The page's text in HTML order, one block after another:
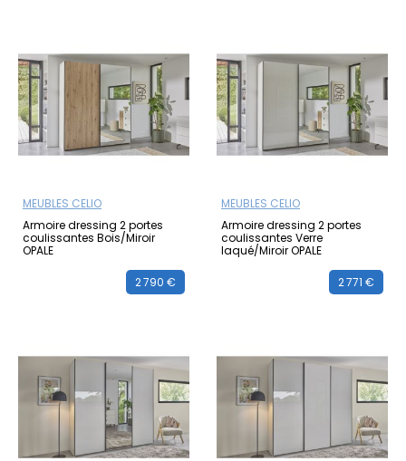
MEUBLES CELIO
Armoire dressing 2 portes
coulissantes Bois/Miroir
OPALE
2 790 €
MEUBLES CELIO
Armoire dressing 2 portes
coulissantes Verre
laqué/Miroir OPALE
2 771 €